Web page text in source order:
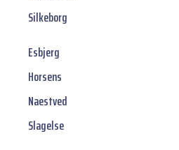
Silkeborg
Esbjerg
Horsens
Naestved
Slagelse